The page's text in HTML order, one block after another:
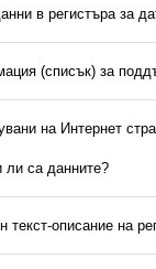
в регистъра за
(списък) за
на Интернет
ли са данните?
описание на